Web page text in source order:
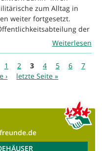
zum Alltag in
weiter fortgesetzt.
der
Weiterlesen
1 2 3 4 5 6
7
› letzte Seite »